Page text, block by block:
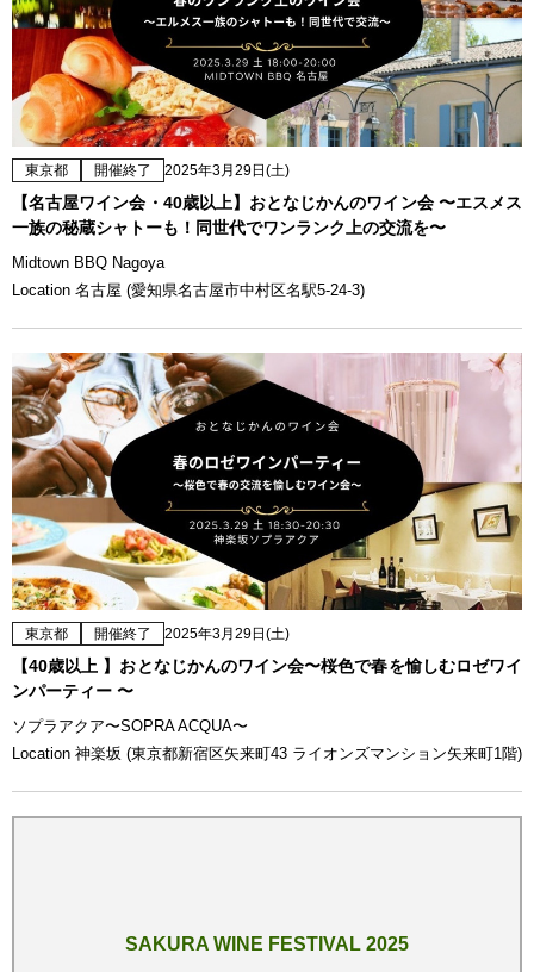
東京都 開催終了 2025年3月29日(土)
【名古屋ワイン会・40歳以上】おとなじかんのワイン会 〜エスメス
一族の秘蔵シャトーも！同世代でワンランク上の交流を〜
Midtown BBQ Nagoya
Location 名古屋 (愛知県名古屋市中村区名駅5-24-3)
東京都 開催終了 2025年3月29日(土)
【40歳以上 】おとなじかんのワイン会〜桜色で春を愉しむロゼワイ
ンパーティー 〜
ソプラアクア〜SOPRA ACQUA〜
Location 神楽坂 (東京都新宿区矢来町43 ライオンズマンション矢来町1階)
SAKURA WINE FESTIVAL 2025